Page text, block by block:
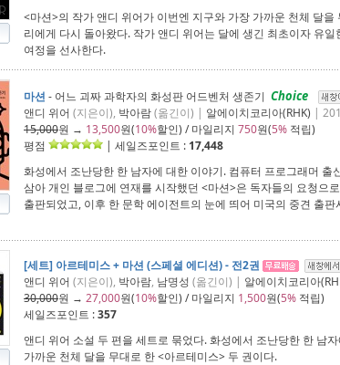
<마션>의 작가 앤디 위어가 이번엔 지구와 가장 가까운 천체 달
리에게 다시 돌아왔다. 작가 앤디 위어는 달에 생긴 최초이자 유
여정을 선사한다.
마션 - 어느 괴짜 과학자의 화성판 어드벤처 생존기 Choice
앤디 위어 (지은이), 박아람(옮긴이) | 알에이치코리아(RHK) |
15,000원 → 13,500원(10%할인) / 마일리지 750원(5% 적립)
평점
| 세일즈포인트 : 17,448
화성에서 조난당한 한 남자에 대한 이야기. 컴퓨터 프로그래머 출
삼아 개인 블로그에 연재를 시작했던 <마션>은 독자들의 요청으
출판되었고, 이후 한 문학 에이전트의 눈에 띄어 미국의 중견 출
[세트] 아르테미스 + 마션 (스페셜 에디션) - 전2권
앤디 위어 (지은이), 박아람, 남명성 (옮긴이) | 알에이치코리아
30,000원 → 27,000원(10%할인) / 마일리지 1,500원(5% 적립)
세일즈포인트 :357
앤디 위어 소설 두 편을 세트로 묶었다. 화성에서 조난당한 한 남
가까운 천체 달을 무대로 한 <아르테미스> 두 권이다.